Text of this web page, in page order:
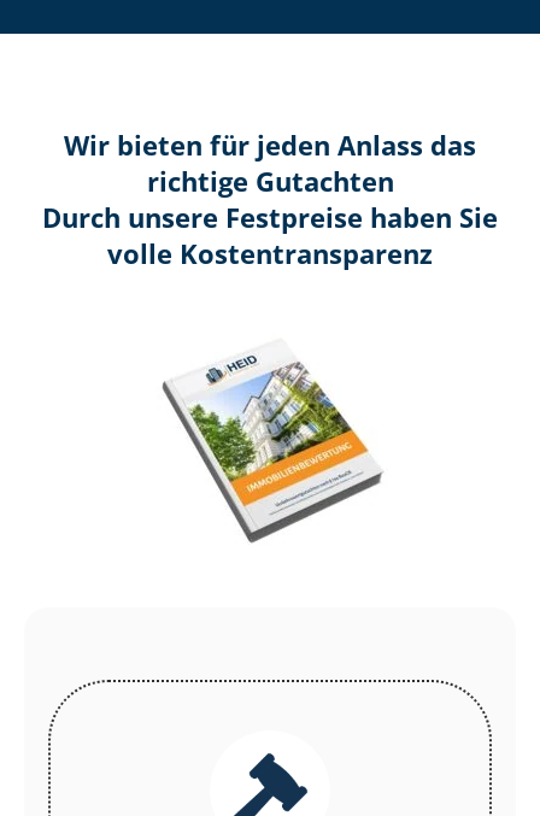
Wir bieten für jeden Anlass das
richtige Gutachten
Durch unsere Festpreise haben Sie
volle Kosten­transparenz